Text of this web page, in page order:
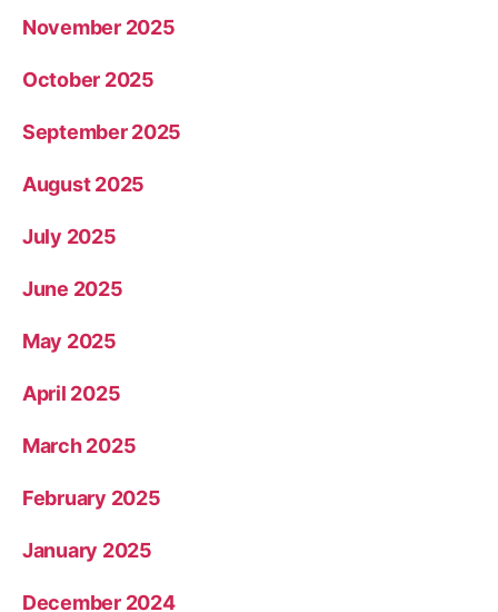
November 2025
October 2025
September 2025
August 2025
July 2025
June 2025
May 2025
April 2025
March 2025
February 2025
January 2025
December 2024